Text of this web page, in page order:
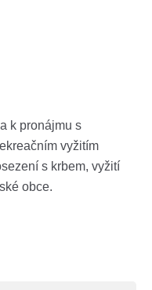
k pronájmu s
vyžitím
s krbem, vyžití
obce.